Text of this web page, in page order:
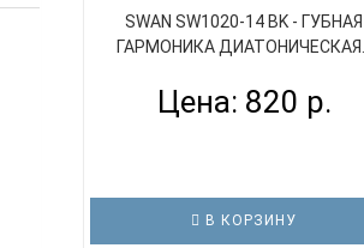
SWAN SW1020-14 BK - ГУБНАЯ
ГАРМОНИКА ДИАТОНИЧЕСКАЯ...
Цена: 820 р.
В КОРЗИНУ